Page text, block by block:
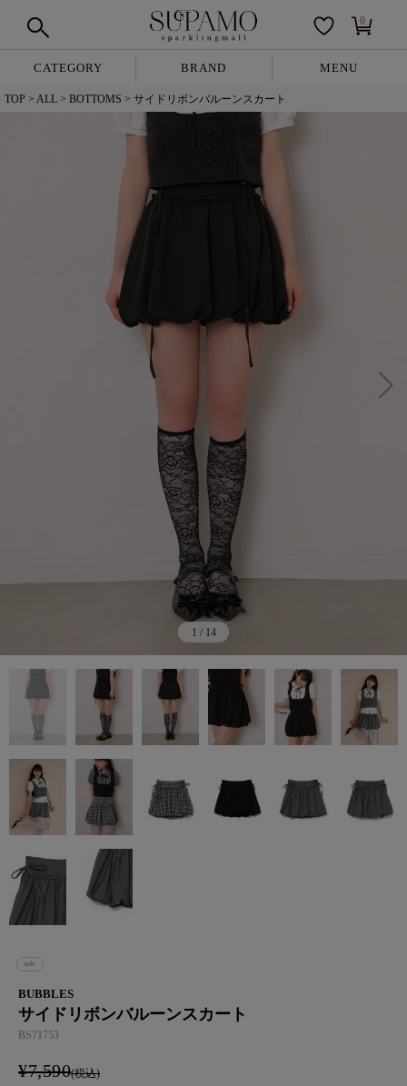
0
CATEGORY BRAND MENU
TOP ALL BOTTOMS サイドリボンバルーンスカート
1 / 14
sale
BUBBLES
サイドリボンバルーンスカート
BS71753
¥7,590